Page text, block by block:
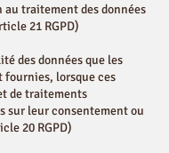
au traitement des données
21 RGPD)
des données que les
lorsque ces
de traitements
sur leur consentement ou
20 RGPD)